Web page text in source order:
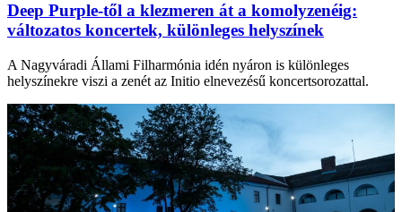
Deep Purple-től a klezmeren át a komolyzenéig:
változatos koncertek, különleges helyszínek
A Nagyváradi Állami Filharmónia idén nyáron is különleges
helyszínekre viszi a zenét az Initio elnevezésű koncertsorozattal.